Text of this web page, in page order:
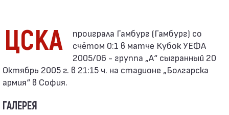
ЦСКА
счётом 0:1 в матче Кубок УЕФА
2005/06 - группа „A“ сыгранный 20
Октябрь 2005 г. в 21:15 ч. на стадионе „Болгарска
армия“ в София.
ГАЛЕРЕЯ